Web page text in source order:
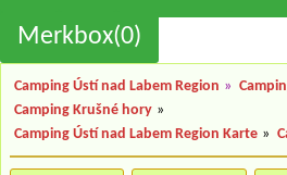
Merkbox(0)
Camping Ústí nad Labem Region »
Camping Krušné hory »
Camping Ústí nad Labem Region Karte »